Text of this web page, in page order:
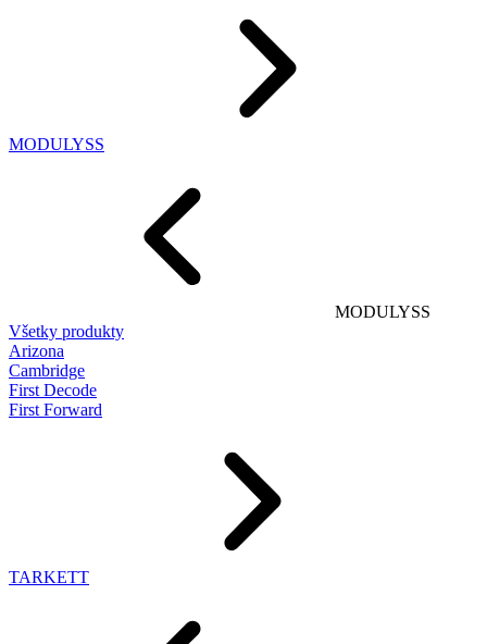
MODULYSS
MODULYSS
Všetky produkty
Arizona
Cambridge
First Decode
First Forward
TARKETT